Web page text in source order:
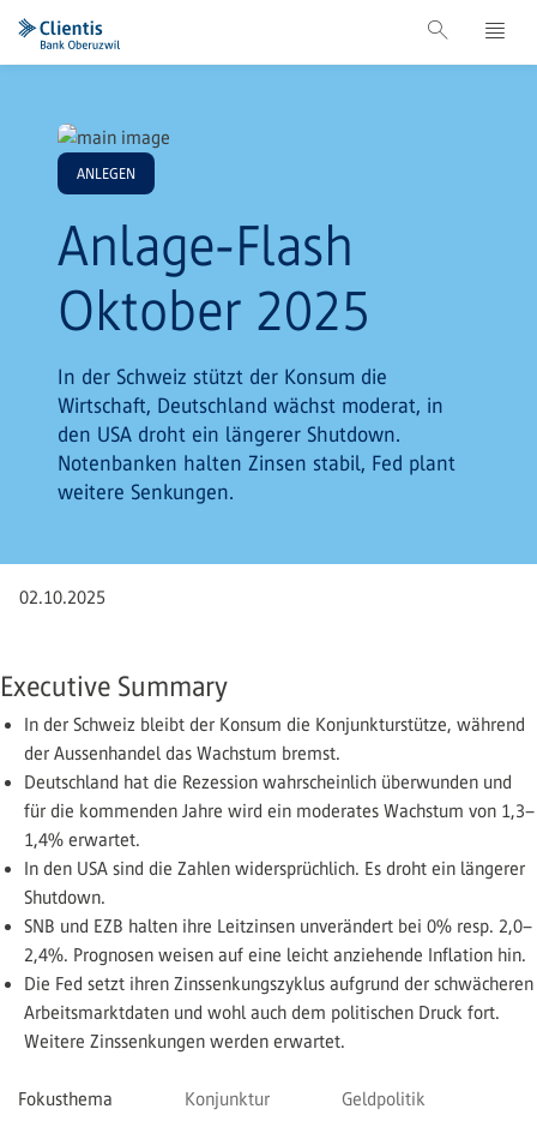
ANLEGEN
Anlage-Flash
Oktober 2025
In der Schweiz stützt der Konsum die
Wirtschaft, Deutschland wächst moderat, in
den USA droht ein längerer Shutdown.
Notenbanken halten Zinsen stabil, Fed plant
weitere Senkungen.
02.10.2025
Executive Summary
In der Schweiz bleibt der Konsum die Konjunkturstütze, während
der Aussenhandel das Wachstum bremst.
Deutschland hat die Rezession wahrscheinlich überwunden und
für die kommenden Jahre wird ein moderates Wachstum von 1,3–
1,4% erwartet.
In den USA sind die Zahlen widersprüchlich. Es droht ein längerer
Shutdown.
SNB und EZB halten ihre Leitzinsen unverändert bei 0% resp. 2,0–
2,4%. Prognosen weisen auf eine leicht anziehende Inflation hin.
Die Fed setzt ihren Zinssenkungszyklus aufgrund der schwächeren
Arbeitsmarktdaten und wohl auch dem politischen Druck fort.
Weitere Zinssenkungen werden erwartet.
Fokusthema Konjunktur Geldpolitik